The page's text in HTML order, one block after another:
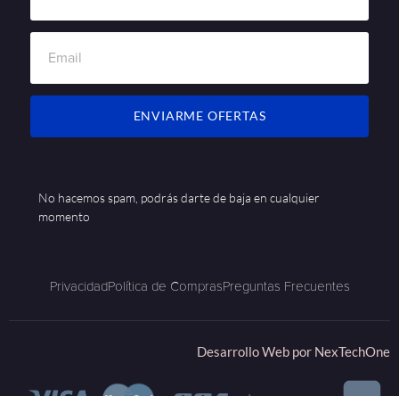
ENVIARME OFERTAS
No hacemos spam, podrás darte de baja en cualquier
momento
PrivacidadPolítica de ComprasPreguntas Frecuentes
Desarrollo Web por NexTechOne